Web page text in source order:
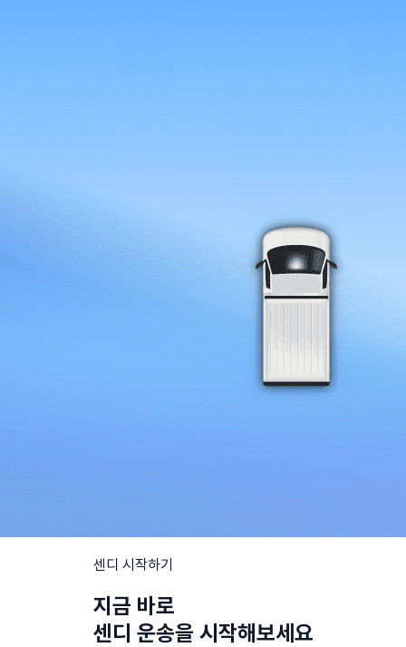
센디 시작하기
지금 바로
센디 운송을 시작해보세요